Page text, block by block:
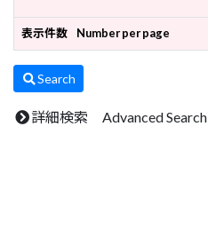
表示件数 Number per page
Search
詳細検索 Advanced Search